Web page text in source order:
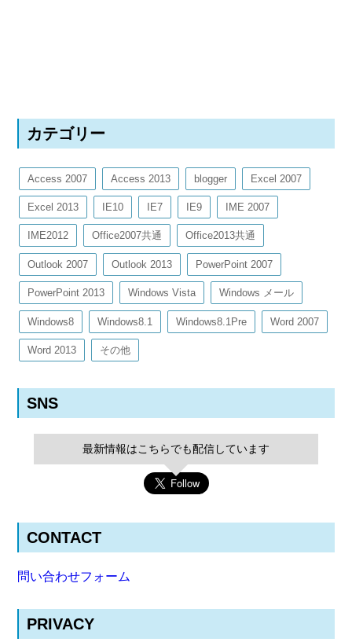
カテゴリー
Access 2007 Access 2013 blogger Excel 2007
Excel 2013 IE10 IE7 IE9 IME 2007
IME2012 Office2007共通 Office2013共通
Outlook 2007 Outlook 2013 PowerPoint 2007
PowerPoint 2013 Windows Vista Windows メール
Windows8 Windows8.1 Windows8.1Pre Word 2007
Word 2013 その他
SNS
最新情報はこちらでも配信しています
CONTACT
問い合わせフォーム
PRIVACY